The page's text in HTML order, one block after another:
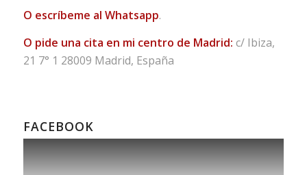
O escríbeme al Whatsapp.
O pide una cita en mi centro de Madrid: c/ Ibiza,
21 7° 1 28009 Madrid, España
FACEBOOK